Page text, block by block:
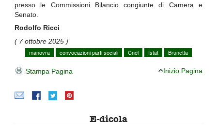
presso le Commissioni Bilancio congiunte di Camera e
Senato.
Rodolfo Ricci
( 7 ottobre 2025 )
manovra
convocazioni parti sociali Cnel Istat Brunetta
Stampa Pagina Inizio Pagina
E-dicola